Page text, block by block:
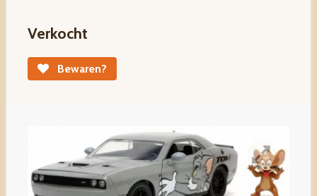
Verkocht
Bewaren?